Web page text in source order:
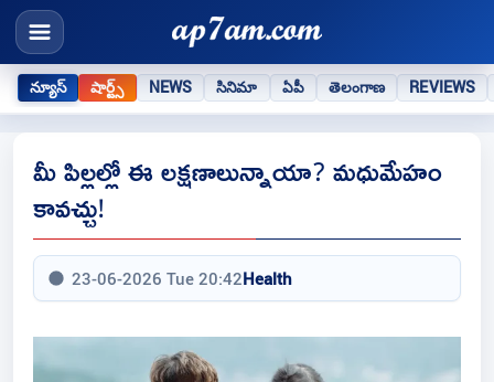
న్యూస్ షార్ట్స్ NEWS సినిమా ఏపీ తెలంగాణ REVIEWS
మీ పిల్లల్లో ఈ లక్షణాలున్నాయా? మధుమేహం
కావచ్చు!
23-06-2026 Tue 20:42Health